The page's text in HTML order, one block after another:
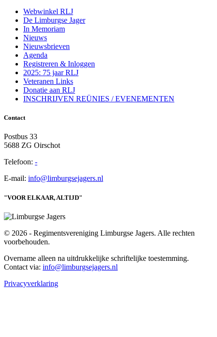
Webwinkel RLJ
De Limburgse Jager
In Memoriam
Nieuws
Nieuwsbrieven
Agenda
Registreren & Inloggen
2025: 75 jaar RLJ
Veteranen Links
Donatie aan RLJ
INSCHRIJVEN REÜNIES / EVENEMENTEN
Contact
Postbus 33
5688 ZG Oirschot
Telefoon: -
E-mail: info@limburgsejagers.nl
"VOOR ELKAAR, ALTIJD"
© 2026 - Regimentsvereniging Limburgse Jagers. Alle rechten
voorbehouden.
Overname alleen na uitdrukkelijke schriftelijke toestemming.
Contact via: info@limburgsejagers.nl
Privacyverklaring